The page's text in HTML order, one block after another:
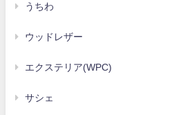
うちわ
ウッドレザー
エクステリア(WPC)
サシェ